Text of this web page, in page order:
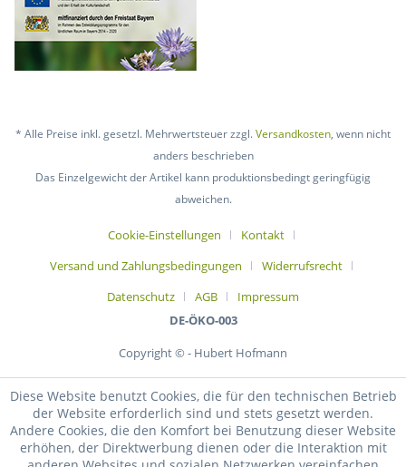
* Alle Preise inkl. gesetzl. Mehrwertsteuer zzgl.Versandkosten, wenn nicht
anders beschrieben
Das Einzelgewicht der Artikel kann produktionsbedingt geringfügig
abweichen.
Cookie-Einstellungen
Kontakt
Versand und Zahlungsbedingungen
Widerrufsrecht
Datenschutz
AGB
Impressum
DE-ÖKO-003
Copyright © - Hubert Hofmann
Diese Website benutzt Cookies, die für den technischen Betrieb
der Website erforderlich sind und stets gesetzt werden.
Andere Cookies, die den Komfort bei Benutzung dieser Website
erhöhen, der Direktwerbung dienen oder die Interaktion mit